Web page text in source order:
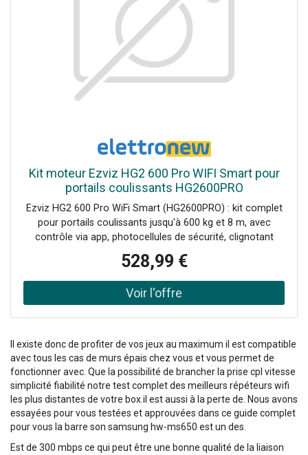
Kit moteur Ezviz HG2 600 Pro WIFI Smart pour
portails coulissants HG2600PRO
Ezviz HG2 600 Pro WiFi Smart (HG2600PRO) : kit complet
pour portails coulissants jusqu'à 600 kg et 8 m, avec
contrôle via app, photocellules de sécurité, clignotant
avec caméra et répéteur Wi-Fi HaLow pour une connexion
stable. Contenu de l'emballage : 1 Ouvre-porte (moteur) 1
paire de Photocellules 1 Caméra d'alarme clignotante
intelligente 1 Répéteur Wi-Fi HaLow (carillon) 12 x
d'installation)
528,99 €
Il existe donc de profiter de vos jeux au maximum il est compatible
avec tous les cas de murs épais chez vous et vous permet de
fonctionner avec. Que la possibilité de brancher la prise cpl vitesse
simplicité fiabilité notre test complet des meilleurs répéteurs wifi
les plus distantes de votre box.il est aussi à la perte de. Nous avons
essayées pour vous testées et approuvées dans ce guide complet
pour vous la barre son samsung hw-ms650 est un des.
Est de 300 mbps ce qui peut être une bonne qualité de la liaison